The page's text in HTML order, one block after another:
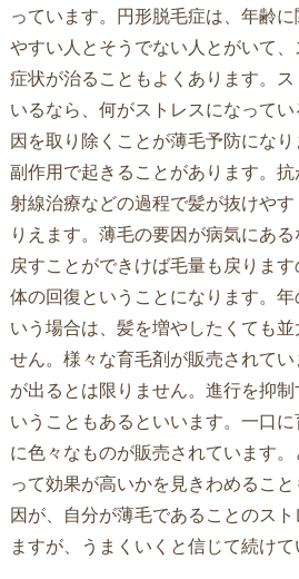
っています。円形脱毛症は、年齢
やすい人とそうでない人とがいて
症状が治ることもよくあります。
いるなら、何がストレスになって
因を取り除くことが薄毛予防にな
副作用で起きることがあります。
射線治療などの過程で髪が抜けや
りえます。薄毛の要因が病気にあ
戻すことができけば毛量も戻りま
体の回復ということになります。
いう場合は、髪を増やしたくても
せん。様々な育毛剤が販売されて
が出るとは限りません。進行を抑
いうこともあるといいます。一口
に色々なものが販売されています
って効果が高いかを見きわめるこ
因が、自分が薄毛であることのス
ますが、うまくいくと信じて続けて